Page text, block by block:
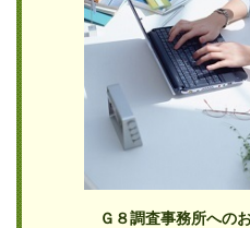
Ｇ８調査事務所への